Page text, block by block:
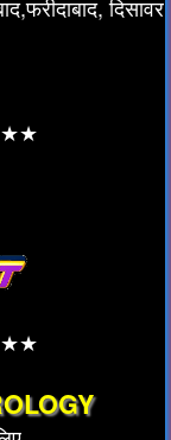
दिसावर